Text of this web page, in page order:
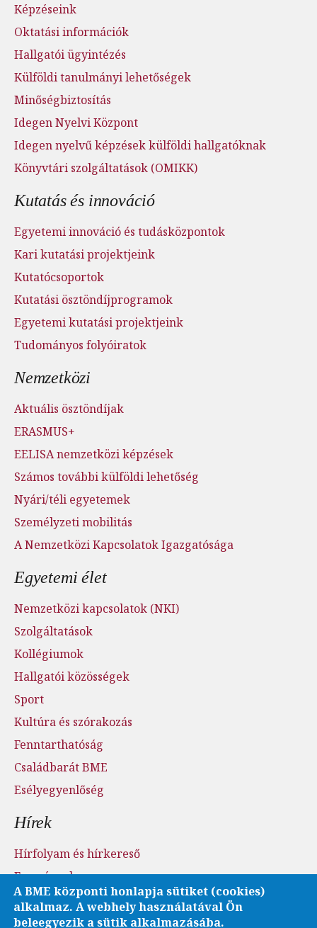
Képzéseink
Oktatási információk
Hallgatói ügyintézés
Külföldi tanulmányi lehetőségek
Minőségbiztosítás
Idegen Nyelvi Központ
Idegen nyelvű képzések külföldi hallgatóknak
Könyvtári szolgáltatások (OMIKK)
Kutatás és innováció
Egyetemi innováció és tudásközpontok
Kari kutatási projektjeink
Kutatócsoportok
Kutatási ösztöndíjprogramok
Egyetemi kutatási projektjeink
Tudományos folyóiratok
Nemzetközi
Aktuális ösztöndíjak
ERASMUS+
EELISA nemzetközi képzések
Számos további külföldi lehetőség
Nyári/téli egyetemek
Személyzeti mobilitás
A Nemzetközi Kapcsolatok Igazgatósága
Egyetemi élet
Nemzetközi kapcsolatok (NKI)
Szolgáltatások
Kollégiumok
Hallgatói közösségek
Sport
Kultúra és szórakozás
Fenntarthatóság
Családbarát BME
Esélyegyenlőség
Hírek
Hírfolyam és hírkereső
Események
Sajtószoba - sajtófigyelés
Karrier és pályázatok
A BME központi honlapja sütiket (cookies)
alkalmaz. A webhely használatával Ön
beleegyezik a sütik alkalmazásába.